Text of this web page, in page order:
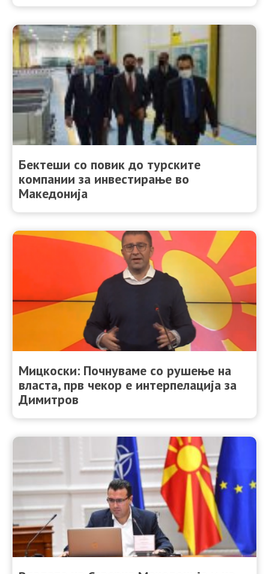
Бектеши со повик до турските
компании за инвестирање во
Македонија
Мицкоски: Почнуваме со рушење на
власта, прв чекор е интерпелација за
Димитров